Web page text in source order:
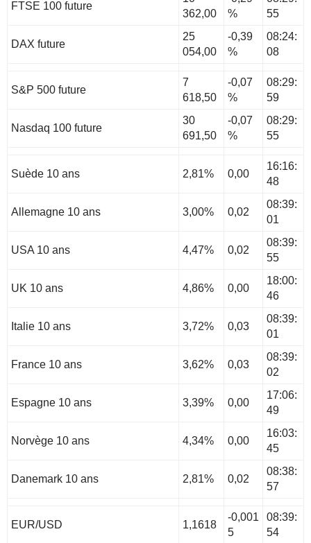
FTSE 100 future
362,00
%
55
DAX future
25
054,00
-0,39
%
08:24:
08
S&P 500 future
7
618,50
-0,07
%
08:29:
59
Nasdaq 100 future
30
691,50
-0,07
%
08:29:
55
Suède 10 ans 2,81% 0,00
16:16:
48
Allemagne 10 ans 3,00% 0,02
08:39:
01
USA 10 ans 4,47% 0,02
08:39:
55
UK 10 ans 4,86% 0,00
18:00:
46
Italie 10 ans 3,72% 0,03
08:39:
01
France 10 ans 3,62% 0,03
08:39:
02
Espagne 10 ans 3,39% 0,00
17:06:
49
Norvège 10 ans 4,34% 0,00
16:03:
45
Danemark 10 ans 2,81% 0,02
08:38:
57
EUR/USD 1,1618
-0,001
5
08:39:
54